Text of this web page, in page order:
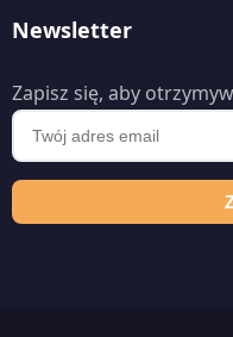
Newsletter
Zapisz się, aby